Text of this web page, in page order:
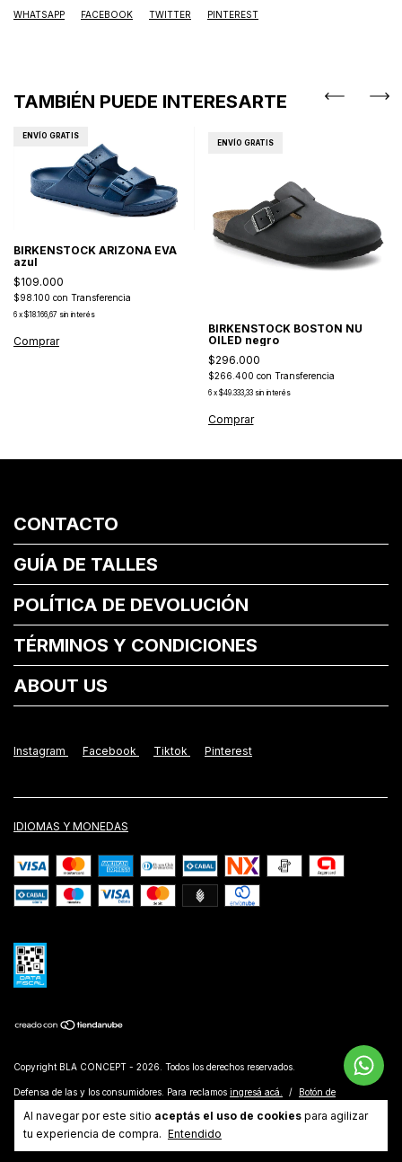
Al navegar por este sitio aceptás el uso de cookies para agilizar
tu experiencia de compra. Entendido
WHATSAPP FACEBOOK TWITTER PINTEREST
TAMBIÉN PUEDE INTERESARTE
ENVÍO GRATIS
BIRKENSTOCK ARIZONA EVA
azul
$109.000
$98.100 con Transferencia
6 x $18.166,67 sin interés
Comprar
ENVÍO GRATIS
BIRKENSTOCK BOSTON NU
OILED negro
$296.000
$266.400 con Transferencia
6 x $49.333,33 sin interés
Comprar
CONTACTO
GUÍA DE TALLES
POLÍTICA DE DEVOLUCIÓN
TÉRMINOS Y CONDICIONES
ABOUT US
Instagram Facebook Tiktok Pinterest
IDIOMAS Y MONEDAS
Copyright BLA CONCEPT - 2026. Todos los derechos reservados.
Defensa de las y los consumidores. Para reclamos ingresá acá. /
Botón de